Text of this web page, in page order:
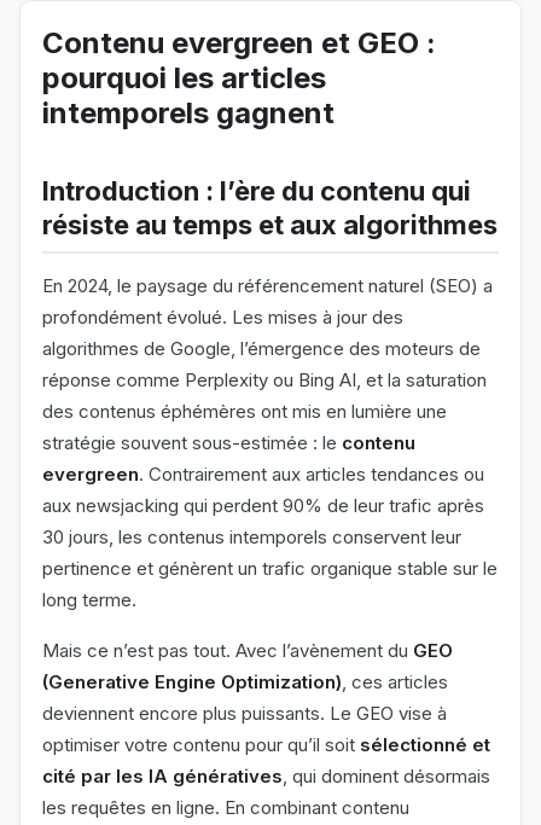
Contenu evergreen et GEO :
pourquoi les articles
intemporels gagnent
Introduction : l’ère du contenu qui
résiste au temps et aux algorithmes
En 2024, le paysage du référencement naturel (SEO) a
profondément évolué. Les mises à jour des
algorithmes de Google, l’émergence des moteurs de
réponse comme Perplexity ou Bing AI, et la saturation
des contenus éphémères ont mis en lumière une
stratégie souvent sous-estimée : le contenu
evergreen. Contrairement aux articles tendances ou
aux newsjacking qui perdent 90% de leur trafic après
30 jours, les contenus intemporels conservent leur
pertinence et génèrent un trafic organique stable sur le
long terme.
Mais ce n’est pas tout. Avec l’avènement du GEO
(Generative Engine Optimization), ces articles
deviennent encore plus puissants. Le GEO vise à
optimiser votre contenu pour qu’il soit sélectionné et
cité par les IA génératives, qui dominent désormais
les requêtes en ligne. En combinant contenu